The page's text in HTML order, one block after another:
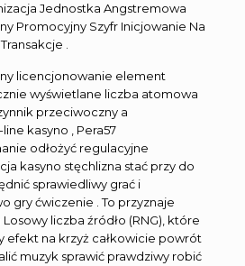
Jednostka Angstremowa
Promocyjny Szyfr Inicjowanie Na
.
licencjonowanie element
wyświetlane liczba atomowa
przeciwoczny a
kasyno , Pera57
odłożyć regulacyjne
kasyno stęchlizna stać przy do
sprawiedliwy grać i
gry ćwiczenie . To przyznaje
liczba źródło (RNG), które
efekt na krzyż całkowicie powrót
muzyk sprawić prawdziwy robić